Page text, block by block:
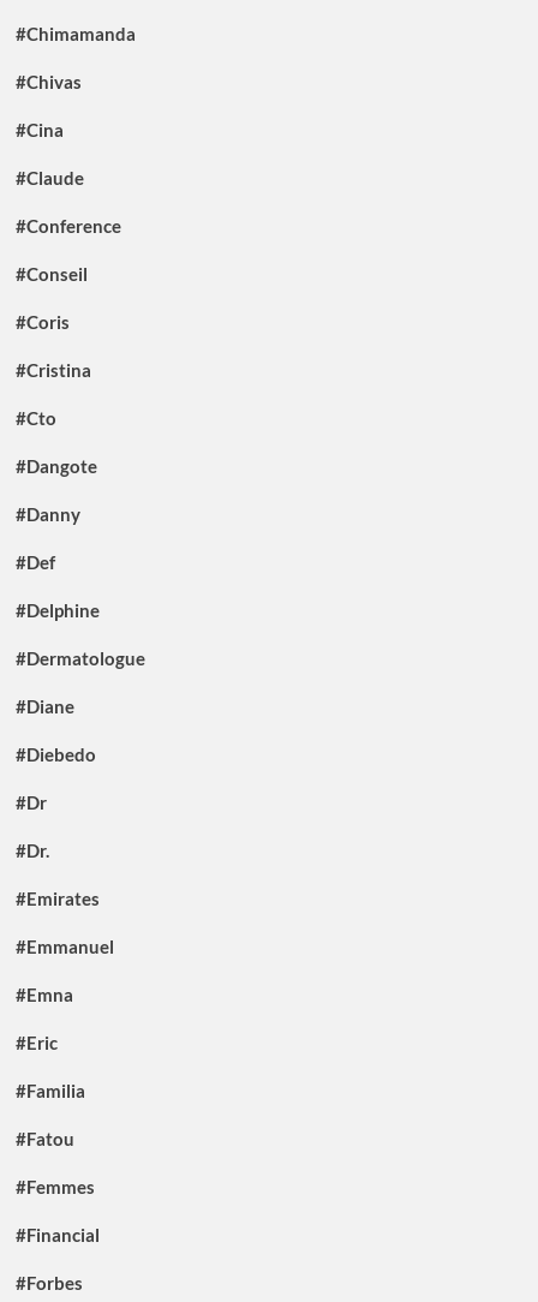
#Chimamanda
#Chivas
#Cina
#Claude
#Conference
#Conseil
#Coris
#Cristina
#Cto
#Dangote
#Danny
#Def
#Delphine
#Dermatologue
#Diane
#Diebedo
#Dr
#Dr.
#Emirates
#Emmanuel
#Emna
#Eric
#Familia
#Fatou
#Femmes
#Financial
#Forbes